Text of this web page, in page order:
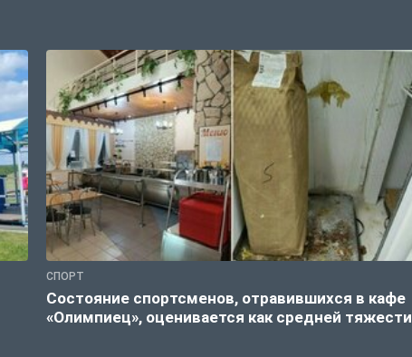
СПОРТ
Состояние спортсменов, отравившихся в кафе
«Олимпиец», оценивается как средней тяжести